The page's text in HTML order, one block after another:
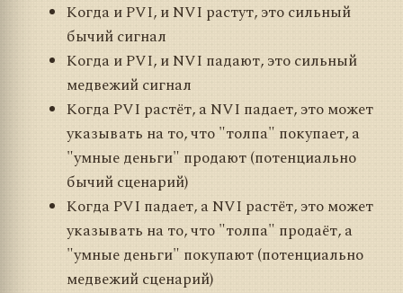
Когда и PVI, и NVI растут, это сильный
бычий сигнал
Когда и PVI, и NVI падают, это сильный
медвежий сигнал
Когда PVI растёт, а NVI падает, это может
указывать на то, что "толпа" покупает, а
"умные деньги" продают (потенциально
бычий сценарий)
Когда PVI падает, а NVI растёт, это может
указывать на то, что "толпа" продаёт, а
"умные деньги" покупают (потенциально
медвежий сценарий)